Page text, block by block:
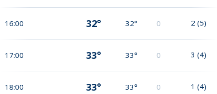
16:00 32° 32° 0 2 (5)
17:00 33° 33° 0 3 (4)
18:00 33° 33° 0 1 (4)